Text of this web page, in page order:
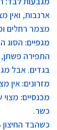
ארנבות, ואין
מצמר רחלים
מגפיים: הסוג
התפירה פשתן,
בגדים. אבל
מזרונים: אין
מכנסיים:
כשר.